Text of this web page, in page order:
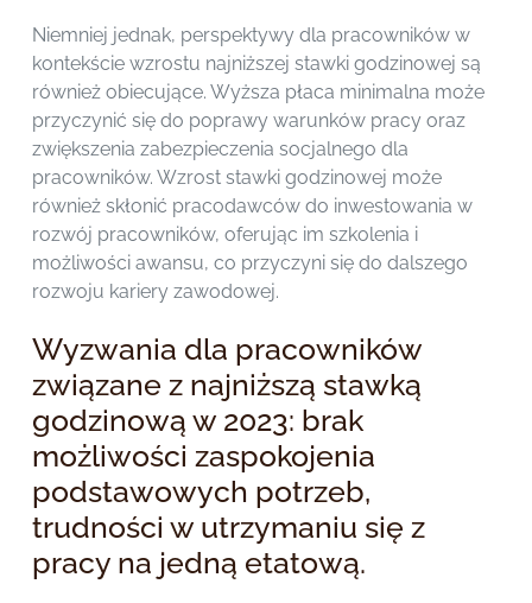
Niemniej jednak, perspektywy dla pracowników w
kontekście wzrostu najniższej stawki godzinowej są
również obiecujące. Wyższa płaca minimalna może
przyczynić się do poprawy warunków pracy oraz
zwiększenia zabezpieczenia socjalnego dla
pracowników. Wzrost stawki godzinowej może
również skłonić pracodawców do inwestowania w
rozwój pracowników, oferując im szkolenia i
możliwości awansu, co przyczyni się do dalszego
rozwoju kariery zawodowej.
Wyzwania dla pracowników
związane z najniższą stawką
godzinową w 2023: brak
możliwości zaspokojenia
podstawowych potrzeb,
trudności w utrzymaniu się z
pracy na jedną etatową.